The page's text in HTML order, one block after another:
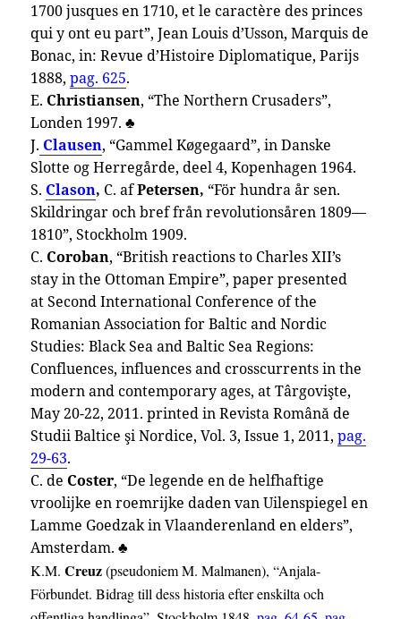
1700 jusques en 1710, et le caractère des princes
qui y ont eu part”, Jean Louis d’Usson, Marquis de
Bonac, in: Revue d’Histoire Diplomatique, Parijs
1888,pag. 625.
E. Christiansen, “The Northern Crusaders”,
Londen 1997.♣
J. Clausen, “Gammel Køgegaard”, in Danske
Slotte og Herregårde, deel 4, Kopenhagen 1964.
S. Clason, C. afPetersen, “För hundra år sen.
Skildringar och bref från revolutionsåren 1809—
1810”, Stockholm 1909.
C. Coroban, “British reactions to Charles XII’s
stay in the Ottoman Empire”, paper presented
at Second International Conference of the
Romanian Association for Baltic and Nordic
Studies: Black Sea and Baltic Sea Regions:
Confluences, influences and crosscurrents in the
modern and contemporary ages, at Târgovişte,
May 20-22, 2011. printed in Revista Română de
Studii Baltice şi Nordice, Vol. 3, Issue 1, 2011,pag.
29-63.
C. de Coster, “De legende en de helfhaftige
vroolijke en roemrijke daden van Uilenspiegel en
Lamme Goedzak in Vlaanderenland en elders”,
Amsterdam. ♣
K.M.Creuz(pseudoniem M. Malmanen), “Anjala-
Förbundet. Bidrag till dess historia efter enskilta och